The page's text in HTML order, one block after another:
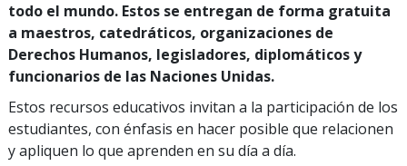
todo el mundo. Estos se entregan de forma gratuita
a maestros, catedráticos, organizaciones de
Derechos Humanos, legisladores, diplomáticos y
funcionarios de las Naciones Unidas.
Estos recursos educativos invitan a la participación de los
estudiantes, con énfasis en hacer posible que relacionen
y apliquen lo que aprenden en su día a día.